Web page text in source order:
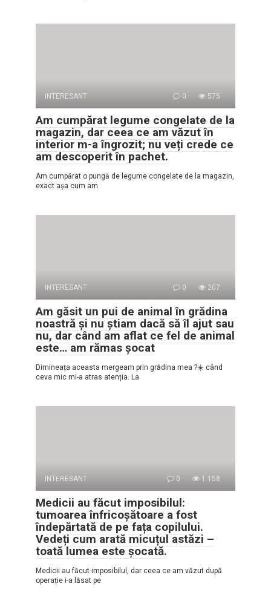
INTERESANT 0 575
Am cumpărat legume congelate de la
magazin, dar ceea ce am văzut în
interior m-a îngrozit; nu veți crede ce
am descoperit în pachet.
Am cumpărat o pungă de legume congelate de la magazin,
exact așa cum am
INTERESANT 0 207
Am găsit un pui de animal în grădina
noastră și nu știam dacă să îl ajut sau
nu, dar când am aflat ce fel de animal
este… am rămas șocat
Dimineața aceasta mergeam prin grădina mea ?☀️ când
ceva mic mi-a atras atenția. La
INTERESANT 0 1 158
Medicii au făcut imposibilul:
tumoarea înfricoșătoare a fost
îndepărtată de pe fața copilului.
Vedeți cum arată micuțul astăzi –
toată lumea este șocată.
Medicii au făcut imposibilul, dar ceea ce am văzut după
operație i-a lăsat pe